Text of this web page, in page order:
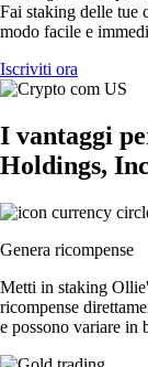
Fai staking delle tue
modo facile e
Iscriviti ora
I vantaggi
Holdings,
Genera ricompense
Metti in staking
ricompense
e possono variare in